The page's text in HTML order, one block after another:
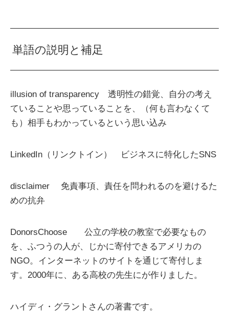
単語の説明と補足
illusion of transparency 透明性の錯覚、自分の考え
ていることや思っていることを、（何も言わなくて
も）相手もわかっているという思い込み
LinkedIn（リンクトイン） ビジネスに特化したSNS
disclaimer 免責事項、責任を問われるのを避けるた
めの抗弁
DonorsChoose 公立の学校の教室で必要なもの
を、ふつうの人が、じかに寄付できるアメリカの
NGO。インターネットのサイトを通じて寄付しま
す。2000年に、ある高校の先生にが作りました。
ハイディ・グラントさんの著書です。